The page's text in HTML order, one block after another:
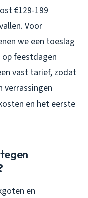
€129-199
Voor
we een toeslag
op feestdagen
vast tarief, zodat
verrassingen
en het eerste
en